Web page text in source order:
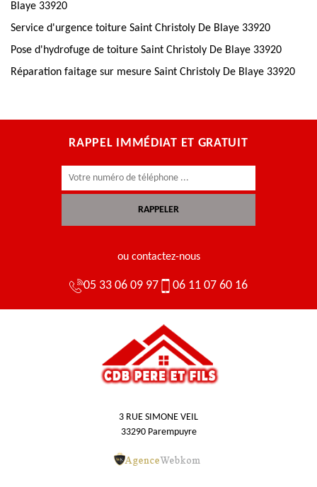
Blaye 33920
Service d'urgence toiture Saint Christoly De Blaye 33920
Pose d'hydrofuge de toiture Saint Christoly De Blaye 33920
Réparation faitage sur mesure Saint Christoly De Blaye 33920
RAPPEL IMMÉDIAT ET GRATUIT
ou contactez-nous
05 33 06 09 97 06 11 07 60 16
3 RUE SIMONE VEIL
33290 Parempuyre